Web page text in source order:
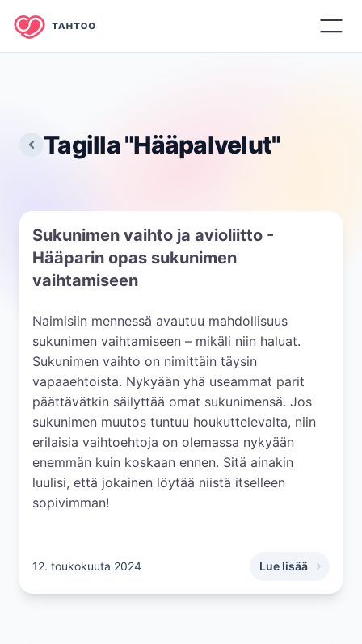
Tagilla "Hääpalvelut"
Sukunimen vaihto ja avioliitto -
Hääparin opas sukunimen
vaihtamiseen
Naimisiin mennessä avautuu mahdollisuus
sukunimen vaihtamiseen – mikäli niin haluat.
Sukunimen vaihto on nimittäin täysin
vapaaehtoista. Nykyään yhä useammat parit
päättävätkin säilyttää omat sukunimensä. Jos
sukunimen muutos tuntuu houkuttelevalta, niin
erilaisia vaihtoehtoja on olemassa nykyään
enemmän kuin koskaan ennen. Sitä ainakin
luulisi, että jokainen löytää niistä itselleen
sopivimman!
12. toukokuuta 2024 Lue lisää
,Sukunimen